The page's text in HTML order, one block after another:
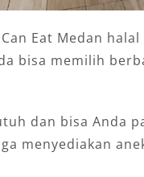
Eat Medan
bisa memilih
dan bisa Anda
menyediakan